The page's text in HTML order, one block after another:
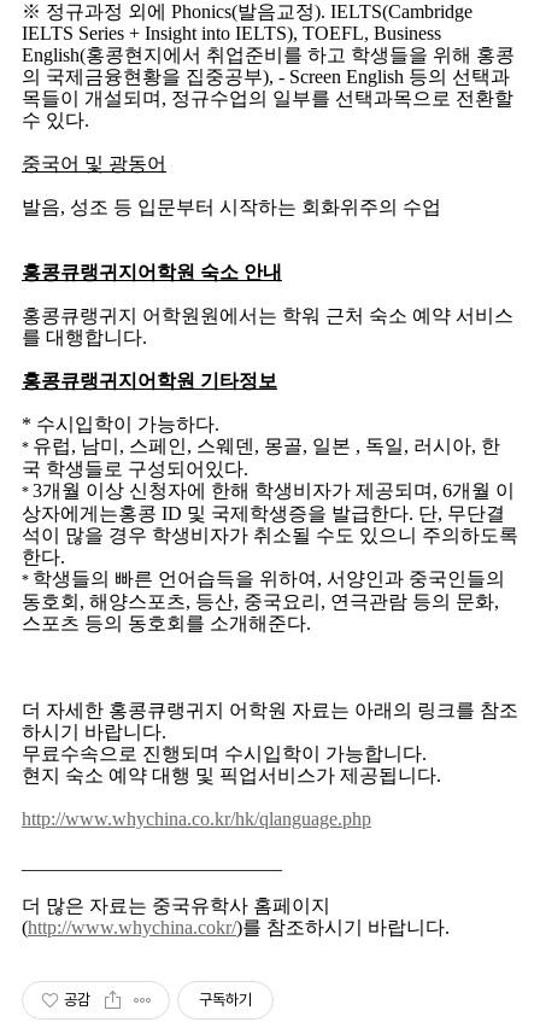
※ 정규과정 외에 Phonics(발음교정). IELTS(Cambridge
IELTS Series + Insight into IELTS), TOEFL, Business
English(홍콩현지에서 취업준비를 하고 학생들을 위해 홍콩
의 국제금융현황을 집중공부), - Screen English 등의 선택과
목들이 개설되며, 정규수업의 일부를 선택과목으로 전환할
수 있다.
중국어 및 광동어
발음, 성조 등 입문부터 시작하는 회화위주의 수업
홍콩큐랭귀지어학원 숙소 안내
홍콩큐랭귀지 어학원원에서는 학워 근처 숙소 예약 서비스
를 대행합니다.
홍콩큐랭귀지어학원 기타정보
* 수시입학이 가능하다.
* 유럽, 남미, 스페인, 스웨덴, 몽골, 일본 , 독일, 러시아, 한
국 학생들로 구성되어있다.
* 3개월 이상 신청자에 한해 학생비자가 제공되며, 6개월 이
상자에게는홍콩 ID 및 국제학생증을 발급한다. 단, 무단결
석이 많을 경우 학생비자가 취소될 수도 있으니 주의하도록
한다.
* 학생들의 빠른 언어습득을 위하여, 서양인과 중국인들의
동호회, 해양스포츠, 등산, 중국요리, 연극관람 등의 문화,
스포츠 등의 동호회를 소개해준다.
더 자세한 홍콩큐랭귀지 어학원 자료는 아래의 링크를 참조
하시기 바랍니다.
무료수속으로 진행되며 수시입학이 가능합니다.
현지 숙소 예약 대행 및 픽업서비스가 제공됩니다.
http://www.whychina.co.kr/hk/qlanguage.php
더 많은 자료는 중국유학사 홈페이지
(http://www.whychina.cokr/)를 참조하시기 바랍니다.
공감 구독하기